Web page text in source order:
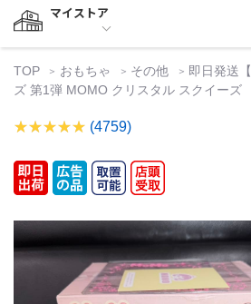
マイストア
TOP おもちゃ その他
即日発送
ズ 第1弾 MOMO クリスタル スクイーズ
(4759)